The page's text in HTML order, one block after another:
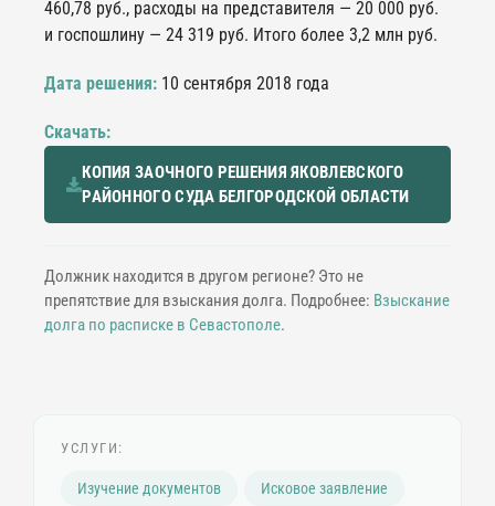
460,78 руб., расходы на представителя — 20 000 руб.
и госпошлину — 24 319 руб. Итого более 3,2 млн руб.
Дата решения:10 сентября 2018 года
Скачать:
КОПИЯ ЗАОЧНОГО РЕШЕНИЯ ЯКОВЛЕВСКОГО
РАЙОННОГО СУДА БЕЛГОРОДСКОЙ ОБЛАСТИ
Должник находится в другом регионе? Это не
препятствие для взыскания долга. Подробнее: Взыскание
долга по расписке в Севастополе.
УСЛУГИ:
Изучение документов Исковое заявление